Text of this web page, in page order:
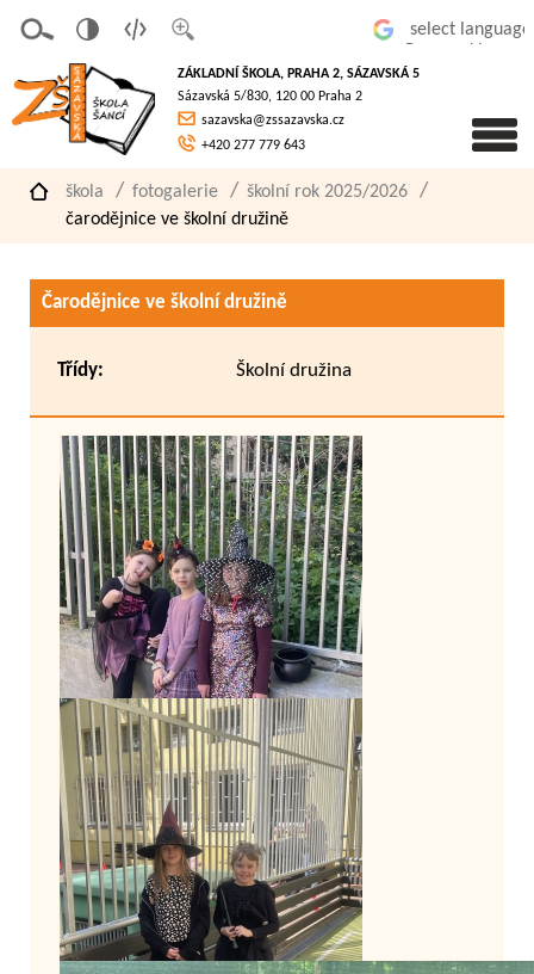
písmo
á
verze
pro
slaboz
raké
ZÁKLADNÍ ŠKOLA, PRAHA 2, SÁZAVSKÁ 5
Sázavská 5/830, 120 00 Praha 2
sazavska@zssazavska.cz
+420 277 779 643
škola fotogalerie
školní rok 2025/2026
čarodějnice ve školní družině
Čarodějnice ve školní družině
Třídy: Školní družina